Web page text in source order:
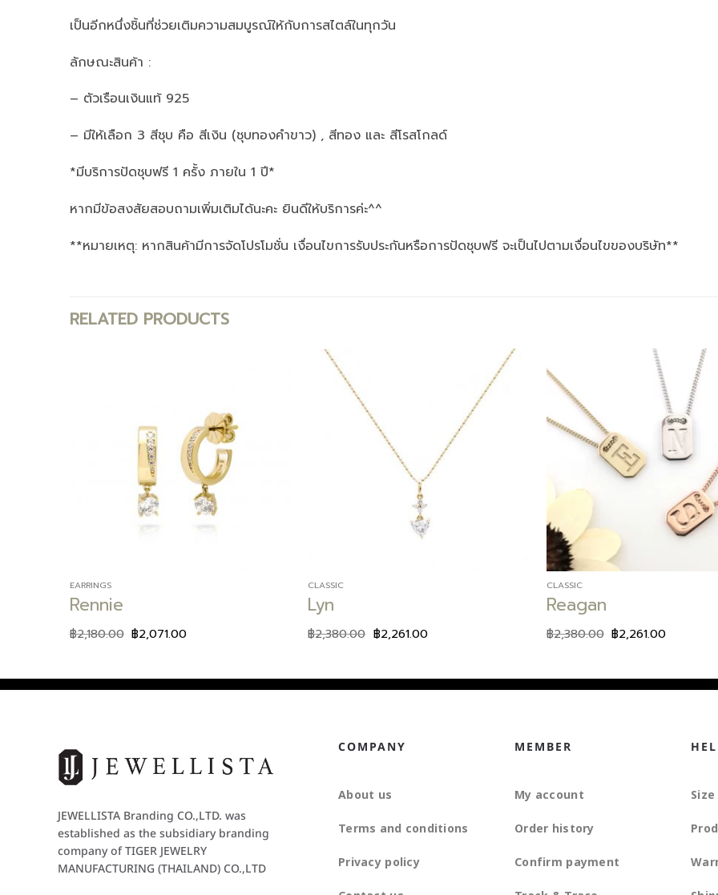
เป็นอีกหนึ่งชิ้นที่ช่วยเติมความสมบูรณ์ให้กับการสไตล์ในทุกวัน
ลักษณะสินค้า :
– ตัวเรือนเงินแท้ 925
– มีให้เลือก 3 สีชุบ คือ สีเงิน (ชุบทองคำขาว) , สีทอง และ สีโรสโกลด์
*มีบริการปัดชุบฟรี 1 ครั้ง ภายใน 1 ปี*
หากมีข้อสงสัยสอบถามเพิ่มเติมได้นะคะ ยินดีให้บริการค่ะ^^
**หมายเหตุ: หากสินค้ามีการจัดโปรโมชั่น เงื่อนไขการรับประกันหรือการปัดชุบฟรี จะเป็นไปตามเงื่อนไขของบริษัท**
RELATED PRODUCTS
EARRINGS
Rennie
฿2,180.00 ฿2,071.00
CLASSIC
Lyn
฿2,380.00 ฿2,261.00
CLASSIC
Reagan
฿2,380.00 ฿2,261.00
JEWELLISTA Branding CO.,LTD. was
established as the subsidiary branding
company of TIGER JEWELRY
MANUFACTURING (THAILAND) CO.,LTD
COMPANY
About us
Terms and conditions
Privacy policy
MEMBER
My account
Order history
Confirm payment